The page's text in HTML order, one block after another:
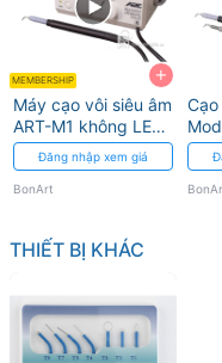
+
MEMBERSHIP
Máy cạo vôi siêu âm
ART-M1 không LED,
mũi cạo đặc biệt
Đăng nhập xem giá
BonArt
THIẾT BỊ KHÁC